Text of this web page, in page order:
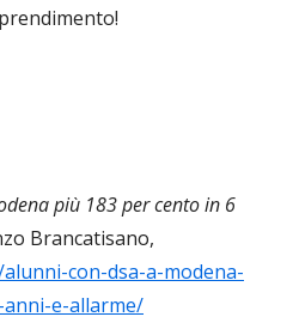
più 183 per cento in 6
Brancatisano,
con-dsa-a-modena-
e-allarme/